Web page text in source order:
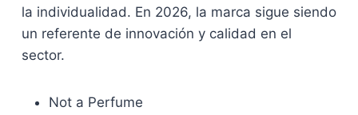
la individualidad. En 2026, la marca sigue siendo
un referente de innovación y calidad en el
sector.
Not a Perfume